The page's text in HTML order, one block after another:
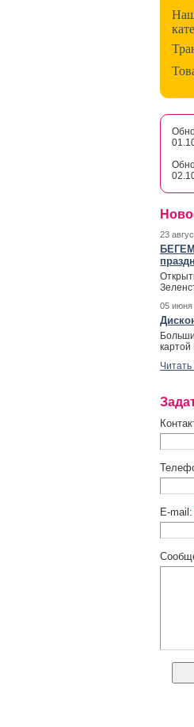
23
05 июня
Читать
E-mail: